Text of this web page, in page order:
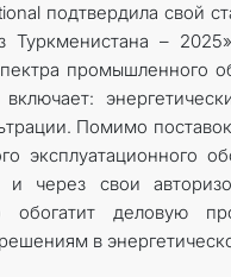
подтвердила свой
Туркменистана –
промышленного
Помимо
эксплуатационного
и через свои
обогатит деловую
в